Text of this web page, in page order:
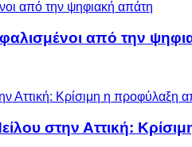
από την
στην Αττική: